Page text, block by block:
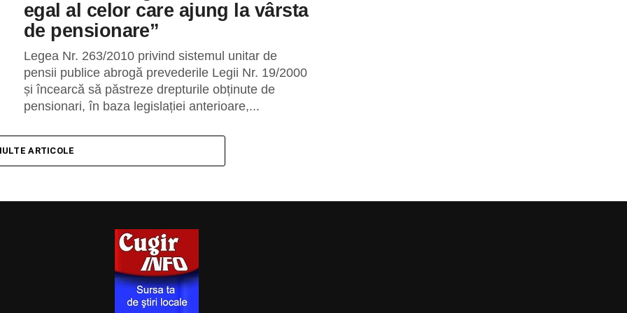
egal al celor care ajung la vârsta
de pensionare”
Legea Nr. 263/2010 privind sistemul unitar de
pensii publice abrogă prevederile Legii Nr. 19/2000
și încearcă să păstreze drepturile obținute de
pensionari, în baza legislației anterioare,...
ARTICOLE